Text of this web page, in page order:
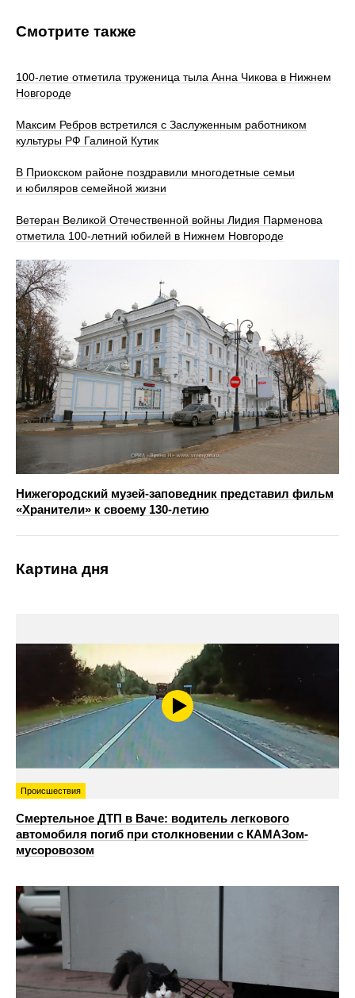
Смотрите также
100‑летие отметила труженица тыла Анна Чикова в Нижнем
Новгороде
Максим Ребров встретился с Заслуженным работником
культуры РФ Галиной Кутик
В Приокском районе поздравили многодетные семьи
и юбиляров семейной жизни
Ветеран Великой Отечественной войны Лидия Парменова
отметила 100-летний юбилей в Нижнем Новгороде
Нижегородский музей‑заповедник представил фильм
«Хранители» к своему 130‑летию
Картина дня
Происшествия
Смертельное ДТП в Ваче: водитель легкового
автомобиля погиб при столкновении с КАМАЗом-
мусоровозом